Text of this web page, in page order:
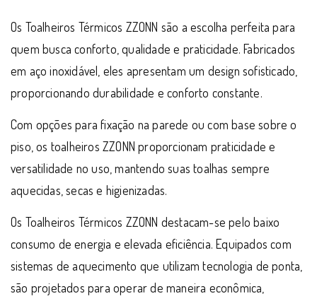
Os Toalheiros Térmicos ZZONN são a escolha perfeita para
quem busca conforto, qualidade e praticidade. Fabricados
em aço inoxidável, eles apresentam um design sofisticado,
proporcionando durabilidade e conforto constante.
Com opções para fixação na parede ou com base sobre o
piso, os toalheiros ZZONN proporcionam praticidade e
versatilidade no uso, mantendo suas toalhas sempre
aquecidas, secas e higienizadas.
Os Toalheiros Térmicos ZZONN destacam-se pelo baixo
consumo de energia e elevada eficiência. Equipados com
sistemas de aquecimento que utilizam tecnologia de ponta,
são projetados para operar de maneira econômica,